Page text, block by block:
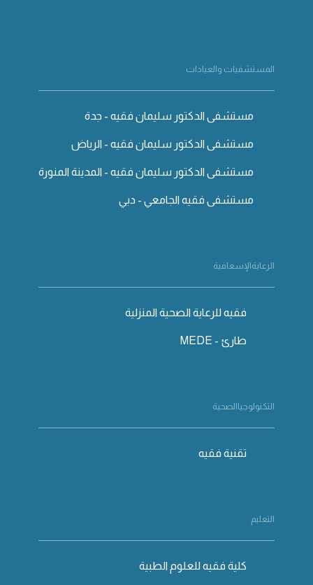
المستشفيات والعيادات
مستشفى الدكتور سليمان فقيه - جدة
مستشفى الدكتور سليمان فقيه - الرياض
مستشفى الدكتور سليمان فقيه - المدينة المنورة
مستشفى فقيه الجامعي - دبي
الرعايةالإسعافية
فقيه للرعاية الصحية المنزلية
طارئ - MEDE
التكنولوجياالصحية
تقنية فقيه
التعليم
كلية فقيه للعلوم الطبية